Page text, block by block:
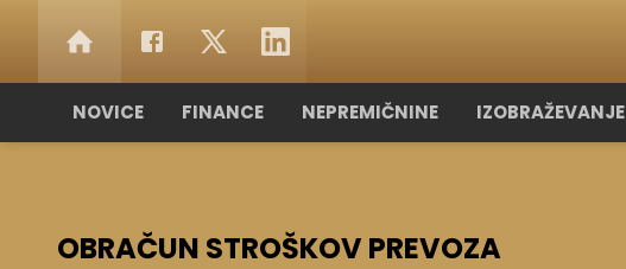
NOVICE FINANCE NEPREMIČNINE IZOBRAŽEVANJE
OBRAČUN STROŠKOV PREVOZA